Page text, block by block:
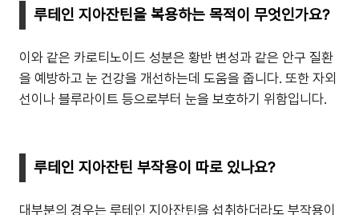
루테인 지아잔틴을 복용하는 목적이 무엇인가요?
이와 같은 카로티노이드 성분은 황반 변성과 같은 안구 질환
을 예방하고 눈 건강을 개선하는데 도움을 줍니다. 또한 자외
선이나 블루라이트 등으로부터 눈을 보호하기 위함입니다.
루테인 지아잔틴 부작용이 따로 있나요?
대부분의 경우는 루테인 지아잔틴을 섭취하더라도 부작용이